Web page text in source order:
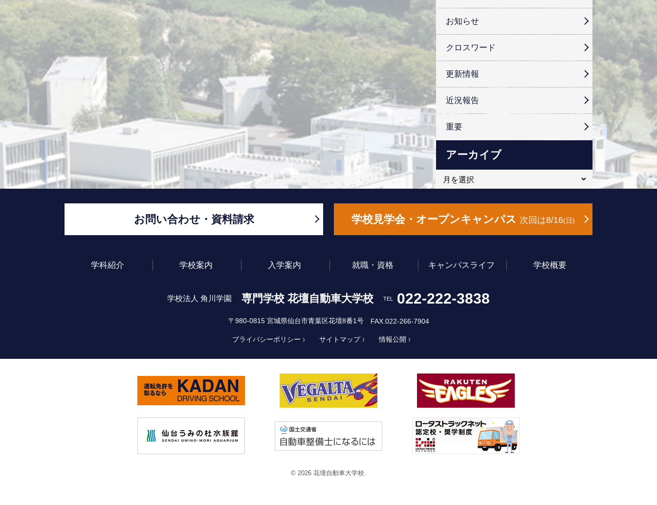
お知らせ
クロスワード
更新情報
近況報告
重要
アーカイブ
お問い合わせ・資料請求 学校見学会・オープンキャンパス 次回は8/16 日
学科紹介 学校案内 入学案内 就職・資格 キャンパスライフ 学校概要
学校法人 角川学園 専門学校 花壇自動車大学校 TEL 022-222-3838
〒980-0815 宮城県仙台市青葉区花壇8番1号 FAX.022-266-7904
プライバシーポリシー サイトマップ 情報公開
© 2026 花壇自動車大学校.